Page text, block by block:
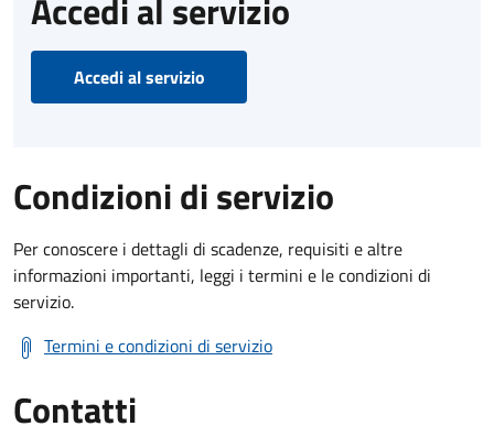
Accedi al servizio
Condizioni di servizio
Per conoscere i dettagli di scadenze, requisiti e altre
informazioni importanti, leggi i termini e le condizioni di
servizio.
Termini e condizioni di servizio
Contatti